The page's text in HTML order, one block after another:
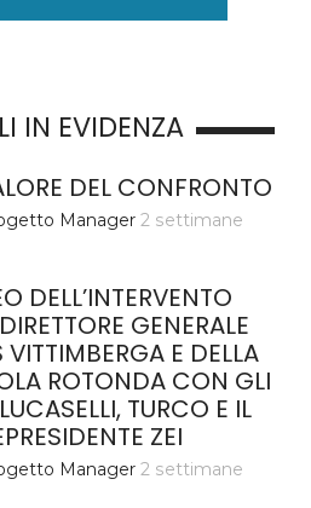
IN EVIDENZA
DEL CONFRONTO
Manager 2 settimane
DELL’INTERVENTO
GENERALE
VITTIMBERGA E DELLA
ROTONDA CON GLI
TURCO E IL
ZEI
Manager 2 settimane